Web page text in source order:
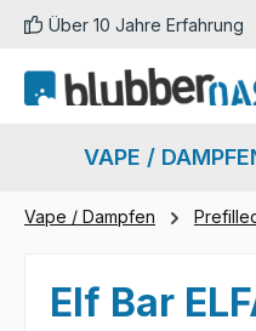
Hauptinhalt springen
Zur Suche springen
Zur Hauptnavigation
Über 10 Jahre Erfahrung
VAPE /
Vape / Dampfen
Elf Bar